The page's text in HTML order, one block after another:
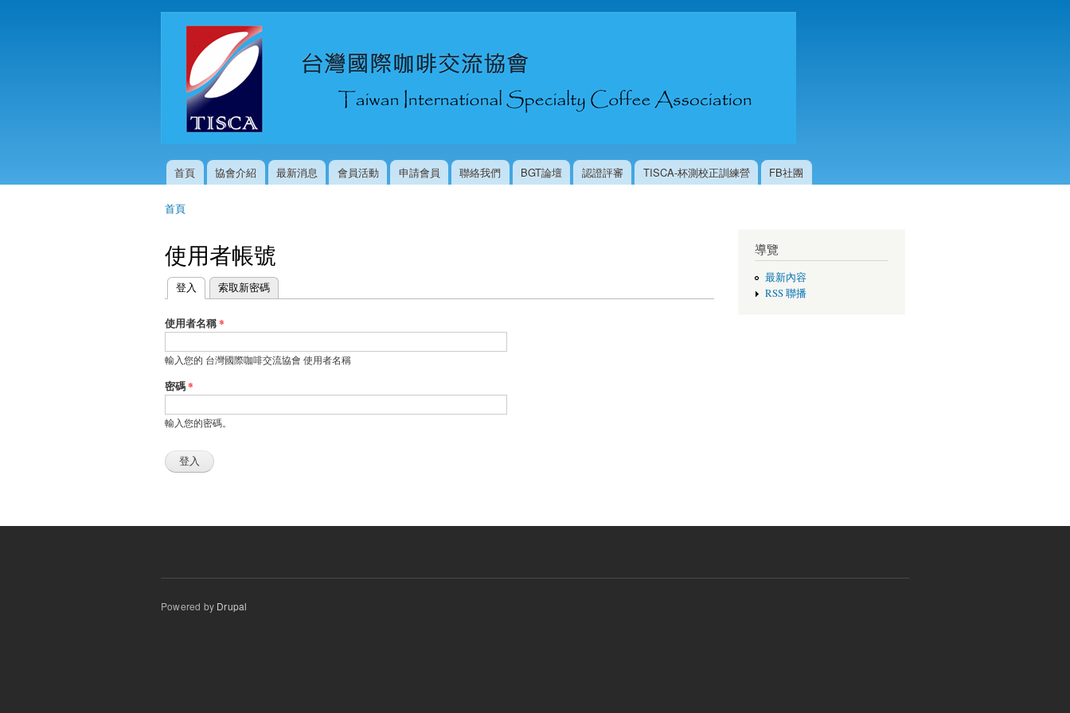
移
內
主選單
首頁 協會介紹 最新消息 會員活動 申請會員 聯絡我們 BGT論壇 認證評審 TISCA-杯測校正訓練營 FB社團
首頁
使用者帳號
主要索引標籤
登入 (作用中頁籤)
索取新密碼
使用者名稱*
輸入您的 台灣國際咖啡交流協會 使用者名稱
密碼*
輸入您的密碼。
導覽
最新內容
RSS 聯播
Powered by Drupal